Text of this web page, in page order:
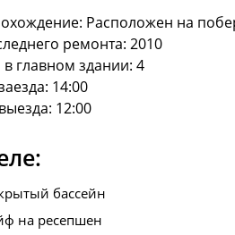
Расположен на
ремонта: 2010
главном здании: 4
14:00
12:00
бассейн
на ресепшен